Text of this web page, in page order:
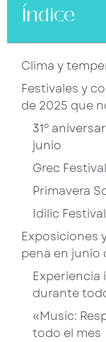
Índice
Clima y
Festivales y
de 2025 que
31º
junio
Grec
Primavera
Idilic
Exposiciones
pena en junio
Experiencia
durante
«Music:
todo el mes